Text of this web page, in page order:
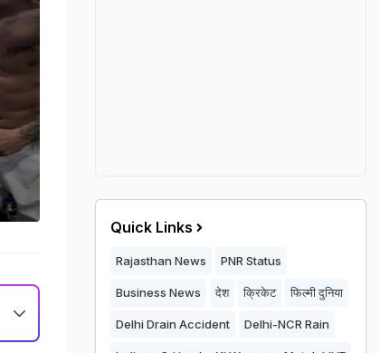
Quick Links
Rajasthan News PNR Status
Business News देश क्रिकेट फिल्मी दुनिया
Delhi Drain Accident Delhi-NCR Rain